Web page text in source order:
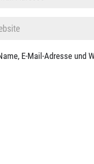
E-Mail-Adresse und